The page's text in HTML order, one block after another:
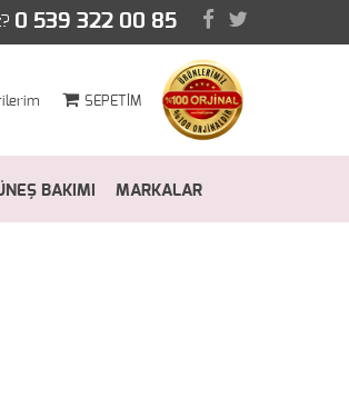
0 539 322 00 85
SEPETİM
BAKIMI MARKALAR